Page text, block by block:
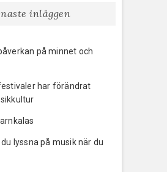
inläggen
på minnet och
har förändrat
lyssna på musik när du